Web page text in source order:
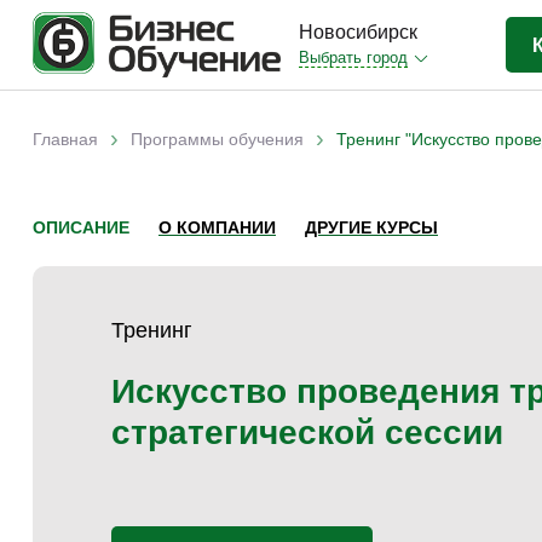
Новосибирск
Выбрать город
(5)
Главная › Программы обучения › Тренинг "Искусство
ОПИСАНИЕ О КОМПАНИИ ДРУГИЕ КУРСЫ
Тренинг
Искусство проведения
стратегической сессии